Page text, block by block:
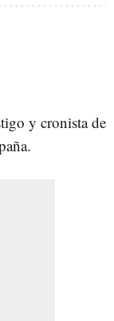
y cronista de